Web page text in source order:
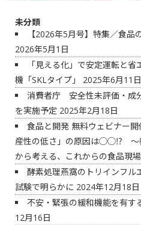
未分類
【2026年5月号】特集／食
2026年5月1日
「見える化」で安定運転と
機「SKLタイプ」
2025年6月11日
消費者庁 安全性未評価・成
を実施予定 2025年2月18日
食品と開発 無料ウェビナー
産性の低さ」の原因は◯◯⁉ ～
から考える、これからの食品現
酵素処理燕窩のトリインフル
試験で明らかに 2024年12月18日
不安・緊張の緩和機能を有す
12月16日